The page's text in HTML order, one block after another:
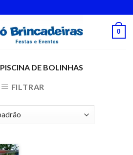
0
PISCINA DE BOLINHAS
FILTRAR